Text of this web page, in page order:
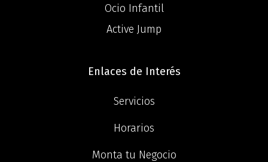
Ocio Infantil
Active Jump
Enlaces de Interés
Servicios
Horarios
Monta tu Negocio